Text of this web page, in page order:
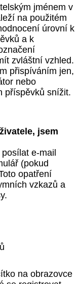
jménem v
na použitém
úrovní k
a k
zvláštní vzhled.
přispíváním jen,
nebo
příspěvků snížit.
jsem
e-mail
(pokud
opatření
vzkazů a
na obrazovce